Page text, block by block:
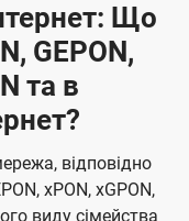
Що
GEPON,
та в
відповідно
xPON, xGPON,
виду сімейства